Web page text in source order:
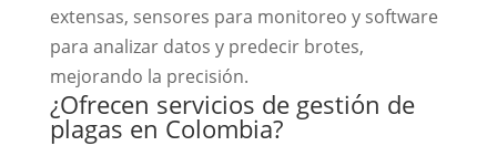
extensas, sensores para monitoreo y software
para analizar datos y predecir brotes,
mejorando la precisión.
¿Ofrecen servicios de gestión de
plagas en Colombia?